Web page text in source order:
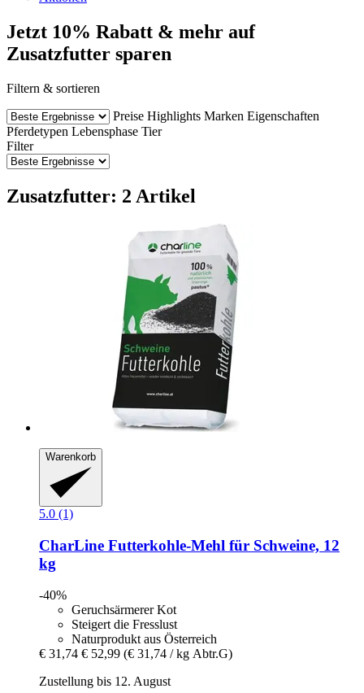
Jetzt 10% Rabatt & mehr auf
Zusatzfutter sparen
Filtern & sortieren
Preise Highlights Marken Eigenschaften
Pferdetypen Lebensphase Tier
Filter
Zusatzfutter: 2 Artikel
Warenkorb
5.0 (1)
CharLine Futterkohle-​Mehl für Schweine, 12
kg
-40%
Geruchsärmerer Kot
Steigert die Fresslust
Naturprodukt aus Österreich
€ 31,74 € 52,99 (€ 31,74 / kg Abtr.G)
Zustellung bis 12. August